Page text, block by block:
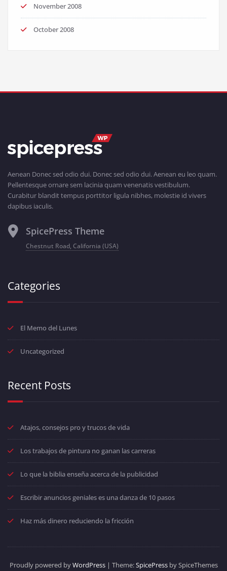
November 2008
October 2008
Aenean Donec sed odio dui. Donec sed odio dui. Aenean eu leo quam.
Pellentesque ornare sem lacinia quam venenatis vestibulum.
Curabitur blandit tempus porttitor ligula nibhes, molestie id vivers
dapibus iaculis.
SpicePress Theme
Chestnut Road, California (USA)
Categories
El Memo del Lunes
Uncategorized
Recent Posts
Atajos, consejos pro y trucos de vida
Los trabajos de pintura no ganan las carreras
Lo que la biblia enseña acerca de la publicidad
Escribir anuncios geniales es una danza de 10 pasos
Haz más dinero reduciendo la fricción
Proudly powered byWordPress| Theme:SpicePressby SpiceThemes